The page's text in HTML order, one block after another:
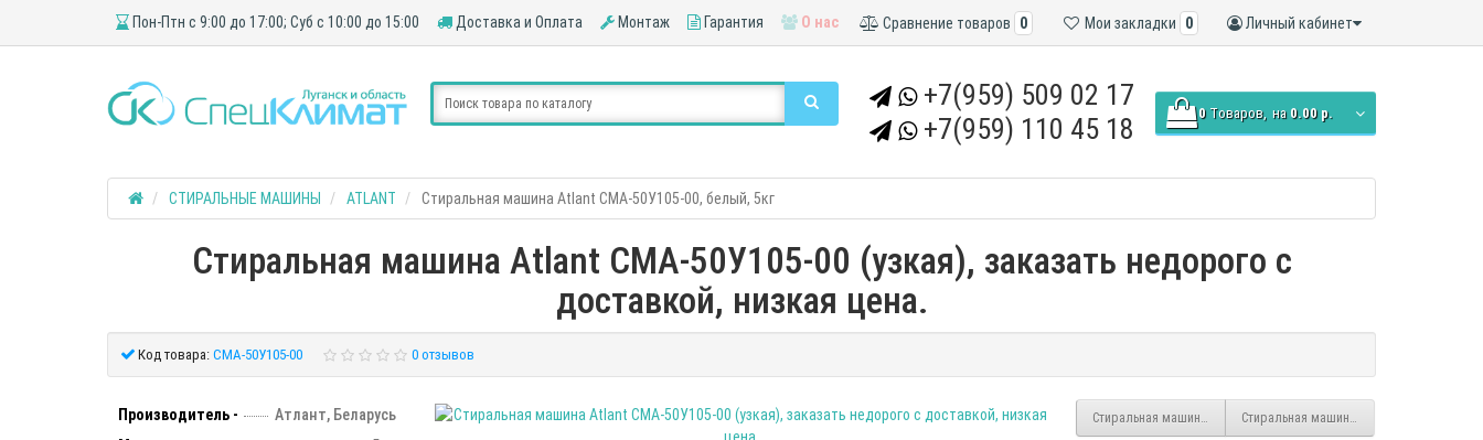
Пон-Птн с 9:00 до 17:00; Суб с 10:00 до 15:00 Доставка и Оплата Монтаж Гарантия О нас Личный кабинет
Мои закладки 0
Сравнение товаров 0
+7(959) 509 02 17
+7(959) 110 45 18
0 Tоваров, на 0.00 р.
СТИРАЛЬНЫЕ МАШИНЫ ATLANT Стиральная машина Atlant СМА-50У105-00, белый, 5кг
Стиральная машина Atlant СМА-50У105-00 (узкая), заказать недорого с
доставкой, низкая цена.
Код товара: СМА-50У105-00 0 отзывов
Производитель -
Атлант, Беларусь
Стиральная машина Atlant СМА-60У810-00 (узкая)
Стиральная машина Atlant СМА-60С108-